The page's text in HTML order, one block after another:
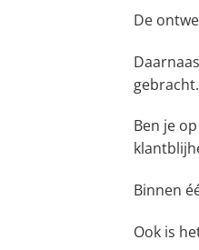
De
Ben je
Binnen
Ook is